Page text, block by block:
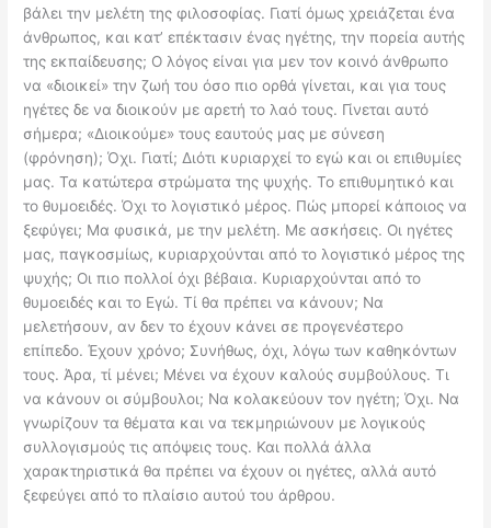
βάλει την μελέτη της φιλοσοφίας. Γιατί όμως χρειάζεται ένα
άνθρωπος, και κατ’ επέκτασιν ένας ηγέτης, την πορεία αυτής
της εκπαίδευσης; Ο λόγος είναι για μεν τον κοινό άνθρωπο
να «διοικεί» την ζωή του όσο πιο ορθά γίνεται, και για τους
ηγέτες δε να διοικούν με αρετή το λαό τους. Γίνεται αυτό
σήμερα; «Διοικούμε» τους εαυτούς μας με σύνεση
(φρόνηση); Όχι. Γιατί; Διότι κυριαρχεί το εγώ και οι επιθυμίες
μας. Τα κατώτερα στρώματα της ψυχής. Το επιθυμητικό και
το θυμοειδές. Όχι το λογιστικό μέρος. Πώς μπορεί κάποιος να
ξεφύγει; Μα φυσικά, με την μελέτη. Με ασκήσεις. Οι ηγέτες
μας, παγκοσμίως, κυριαρχούνται από το λογιστικό μέρος της
ψυχής; Οι πιο πολλοί όχι βέβαια. Κυριαρχούνται από το
θυμοειδές και το Εγώ. Τί θα πρέπει να κάνουν; Να
μελετήσουν, αν δεν το έχουν κάνει σε προγενέστερο
επίπεδο. Έχουν χρόνο; Συνήθως, όχι, λόγω των καθηκόντων
τους. Άρα, τί μένει; Μένει να έχουν καλούς συμβούλους. Τι
να κάνουν οι σύμβουλοι; Να κολακεύουν τον ηγέτη; Όχι. Να
γνωρίζουν τα θέματα και να τεκμηριώνουν με λογικούς
συλλογισμούς τις απόψεις τους. Και πολλά άλλα
χαρακτηριστικά θα πρέπει να έχουν οι ηγέτες, αλλά αυτό
ξεφεύγει από το πλαίσιο αυτού του άρθρου.